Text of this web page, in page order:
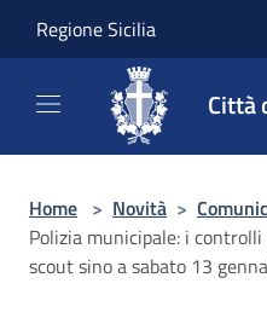
Regione Sicilia
Città
Home > Novità >
Polizia municipale: i
scout sino a sabato 13